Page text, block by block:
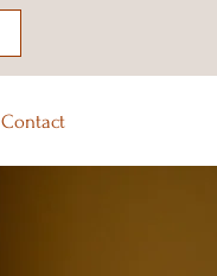
Contact